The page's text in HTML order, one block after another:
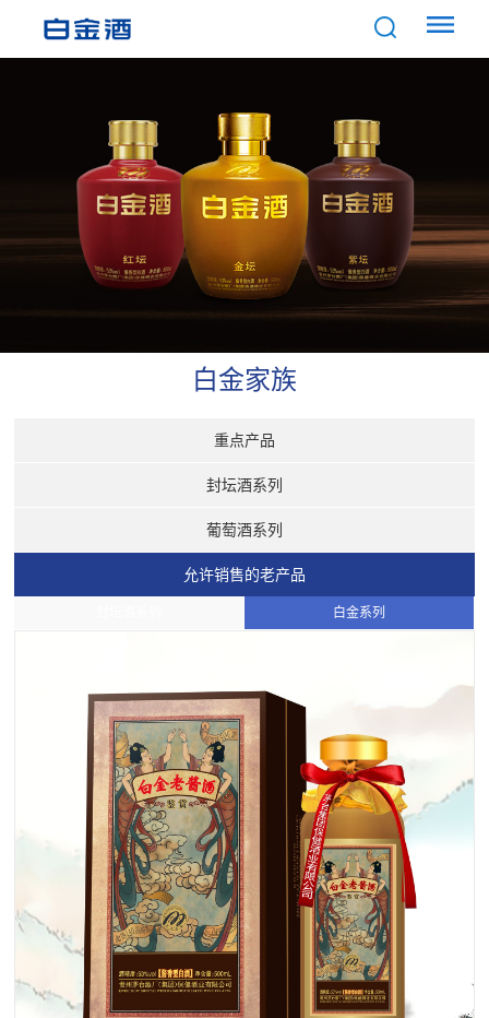
白金家族
重点产品
封坛酒系列
葡萄酒系列
允许销售的老产品
白金系列